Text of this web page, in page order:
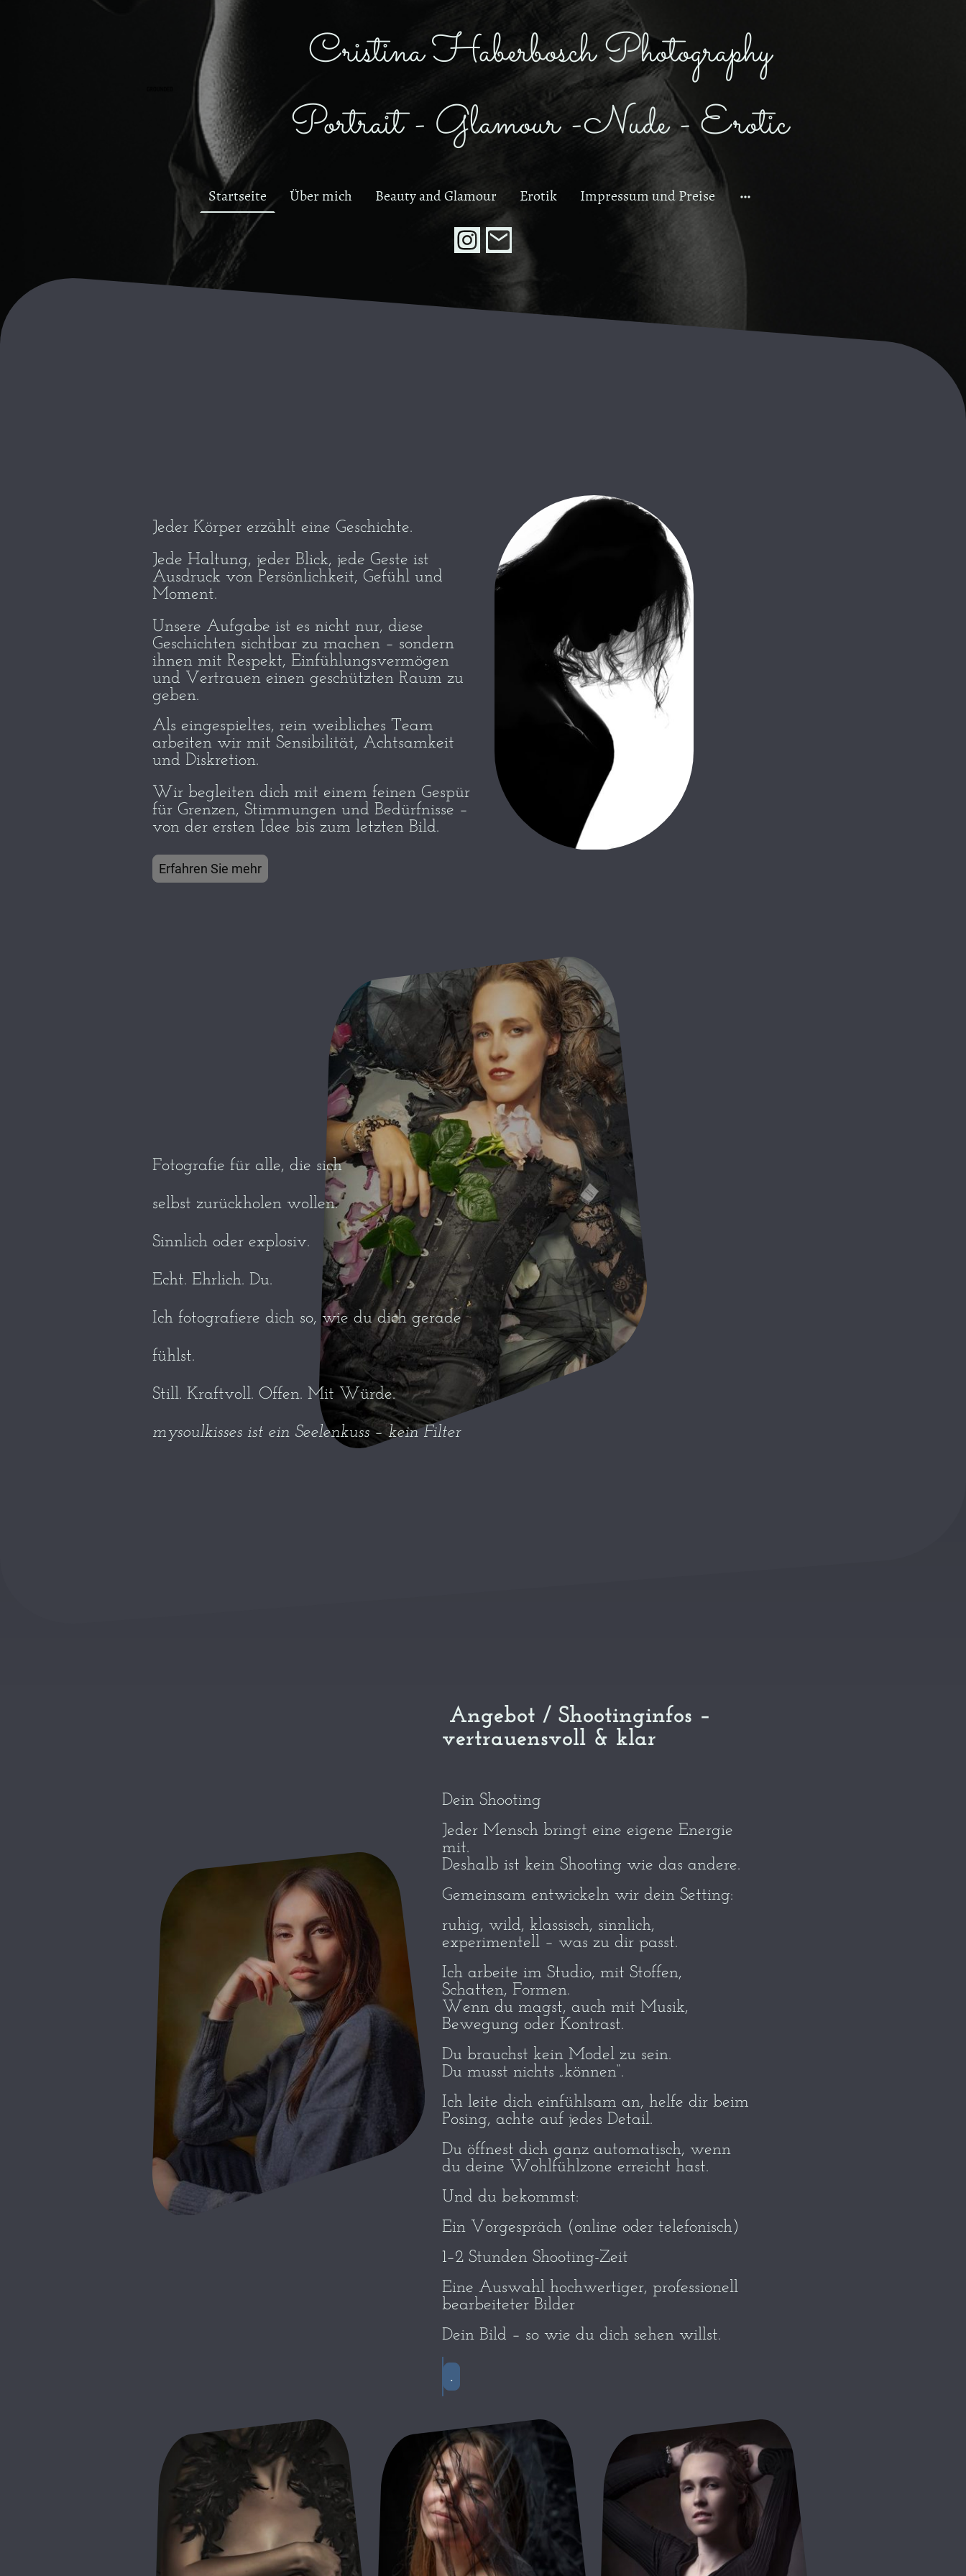
Cristina Haberbosch Photography
Portrait - Glamour -Nude - Erotic
Startseite Über mich Beauty and Glamour Erotik Impressum und Preise
Jeder Körper erzählt eine Geschichte.
Jede Haltung, jeder Blick, jede Geste ist
Ausdruck von Persönlichkeit, Gefühl und
Moment.
Unsere Aufgabe ist es nicht nur, diese
Geschichten sichtbar zu machen – sondern
ihnen mit Respekt, Einfühlungsvermögen
und Vertrauen einen geschützten Raum zu
geben.
Als eingespieltes, rein weibliches Team
arbeiten wir mit Sensibilität, Achtsamkeit
und Diskretion.
Wir begleiten dich mit einem feinen Gespür
für Grenzen, Stimmungen und Bedürfnisse –
von der ersten Idee bis zum letzten Bild.
Erfahren Sie mehr
Fotografie für alle, die sich
selbst zurückholen wollen.
Sinnlich oder explosiv.
Echt. Ehrlich. Du.
Ich fotografiere dich so, wie du dich gerade
fühlst.
Still. Kraftvoll. Offen. Mit Würde.
mysoulkisses ist ein Seelenkuss – kein Filter
Angebot / Shootinginfos –
vertrauensvoll & klar
Dein Shooting
Jeder Mensch bringt eine eigene Energie
mit.
Deshalb ist kein Shooting wie das andere.
Gemeinsam entwickeln wir dein Setting:
ruhig, wild, klassisch, sinnlich,
experimentell – was zu dir passt.
Ich arbeite im Studio, mit Stoffen,
Schatten, Formen.
Wenn du magst, auch mit Musik,
Bewegung oder Kontrast.
Du brauchst kein Model zu sein.
Du musst nichts „können“.
Ich leite dich einfühlsam an, helfe dir beim
Posing, achte auf jedes Detail.
Du öffnest dich ganz automatisch, wenn
du deine Wohlfühlzone erreicht hast.
Und du bekommst:
Ein Vorgespräch (online oder telefonisch)
1–2 Stunden Shooting-Zeit
Eine Auswahl hochwertiger, professionell
bearbeiteter Bilder
Dein Bild – so wie du dich sehen willst.
.